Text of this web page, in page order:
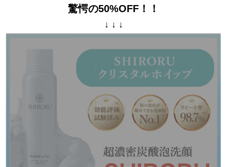
驚愕の50%OFF！！
↓ ↓ ↓